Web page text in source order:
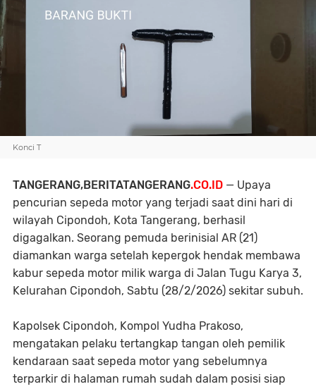
Konci T
TANGERANG,BERITATANGERANG.CO.ID — Upaya
pencurian sepeda motor yang terjadi saat dini hari di
wilayah Cipondoh, Kota Tangerang, berhasil
digagalkan. Seorang pemuda berinisial AR (21)
diamankan warga setelah kepergok hendak membawa
kabur sepeda motor milik warga di Jalan Tugu Karya 3,
Kelurahan Cipondoh, Sabtu (28/2/2026) sekitar subuh.
Kapolsek Cipondoh, Kompol Yudha Prakoso,
mengatakan pelaku tertangkap tangan oleh pemilik
kendaraan saat sepeda motor yang sebelumnya
terparkir di halaman rumah sudah dalam posisi siap